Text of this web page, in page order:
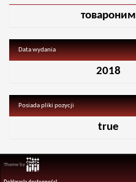
товароним
Data wydania
2018
Posiada pliki pozycji
true
Theme by